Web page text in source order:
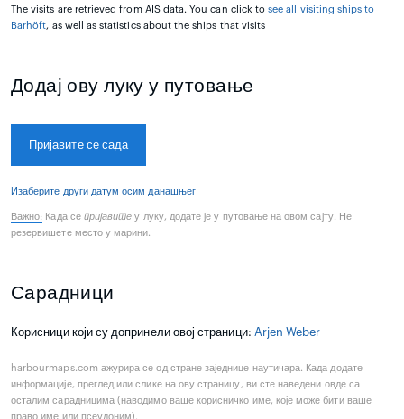
The visits are retrieved from AIS data. You can click tosee all visiting ships to
Barhöft, as well as statistics about the ships that visits
Додај ову луку у путовање
Пријавите се сада
Изаберите други датум осим данашњег
Важно: Када се пријавите у луку, додате је у путовање на овом сајту. Не
резервишете место у марини.
Сарадници
Корисници који су допринели овој страници: Arjen Weber
harbourmaps.com ажурира се од стране заједнице наутичара. Када додате
информације, преглед или слике на ову страницу, ви сте наведени овде са
осталим сарадницима (наводимо ваше корисничко име, које може бити ваше
право име или псеудоним).